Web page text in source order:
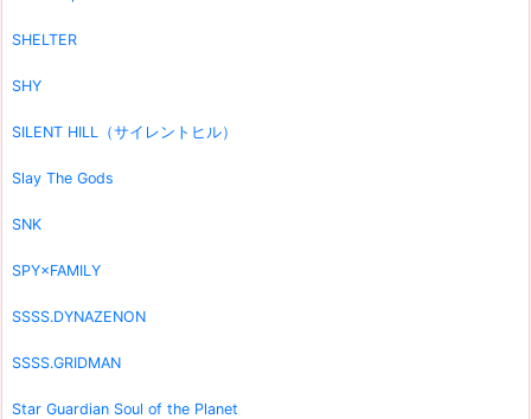
SHELTER
SHY
SILENT HILL（サイレントヒル）
Slay The Gods
SNK
SPY×FAMILY
SSSS.DYNAZENON
SSSS.GRIDMAN
Star Guardian Soul of the Planet